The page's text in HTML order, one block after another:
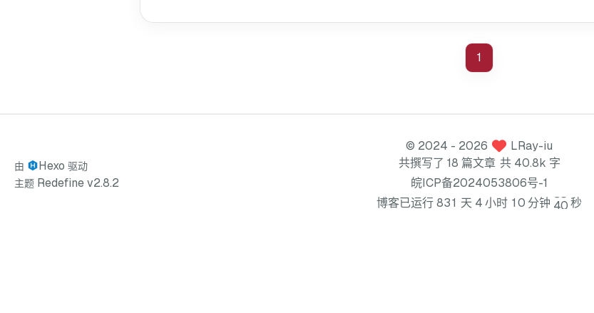
1
© 2024 - 2026
LRay-iu
共撰写了 18 篇文章 共 40.8k 字
由 Hexo 驱动
主题 Redefine v2.8.2
皖ICP备2024053806号-1
博客已运行 831 天 4 小时 1 0 分钟 40 秒